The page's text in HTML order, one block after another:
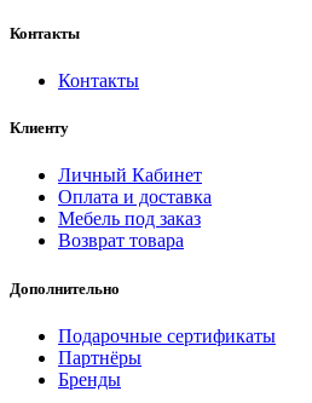
Контакты
Контакты
Клиенту
Личный Кабинет
Оплата и доставка
Мебель под заказ
Возврат товара
Дополнительно
Подарочные сертификаты
Партнёры
Бренды